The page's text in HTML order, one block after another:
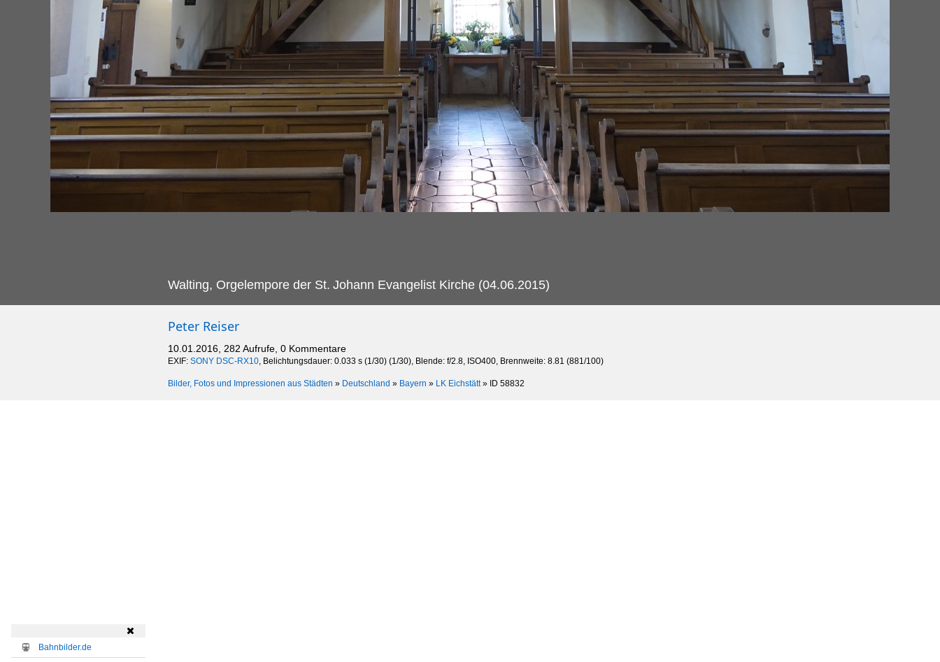
Walting, Orgelempore der St. Johann Evangelist Kirche (04.06.2015)
Peter Reiser
10.01.2016, 282 Aufrufe, 0 Kommentare
EXIF: SONY DSC-RX10, Belichtungsdauer: 0.033 s (1/30) (1/30), Blende: f/2.8, ISO400, Brennweite: 8.81 (881/100)
Bilder, Fotos und Impressionen aus Städten » Deutschland » Bayern » LK Eichstätt» ID 58832

Bahnbilder.de